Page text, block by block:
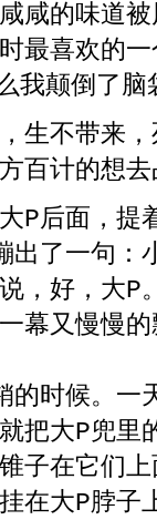
咸的味道
最喜欢的
我颠倒了
生不带来
百计的想
P后面，提
出了一句：
，好，大P
幕又慢慢
的时候。一
把大P兜里
子在它们
在大P脖子